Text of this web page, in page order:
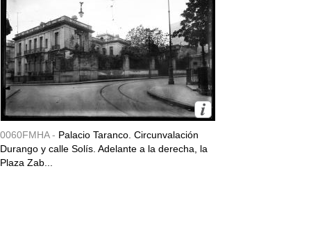
0060FMHA - Palacio Taranco. Circunvalación
Durango y calle Solís. Adelante a la derecha, la
Plaza Zab...